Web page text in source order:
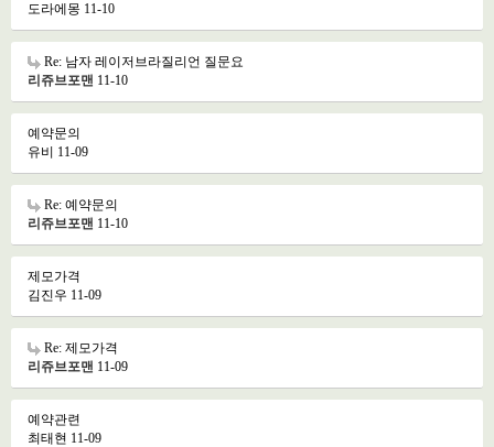
도라에몽 11-10
Re: 남자 레이저브라질리언 질문요
리쥬브포맨 11-10
예약문의
유비
11-09
Re: 예약문의
리쥬브포맨 11-10
제모가격
김진우 11-09
Re: 제모가격
리쥬브포맨 11-09
예약관련
최태현 11-09